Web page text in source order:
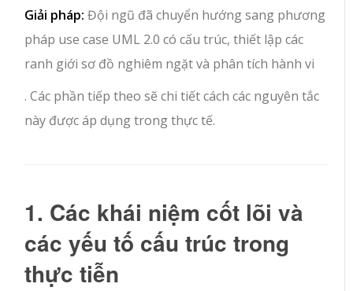
Giải pháp: Đội ngũ đã chuyển hướng sang phương
pháp use case UML 2.0 có cấu trúc, thiết lập các
ranh giới sơ đồ nghiêm ngặt và phân tích hành vi
. Các phần tiếp theo sẽ chi tiết cách các nguyên tắc
này được áp dụng trong thực tế.
1. Các khái niệm cốt lõi và
các yếu tố cấu trúc trong
thực tiễn